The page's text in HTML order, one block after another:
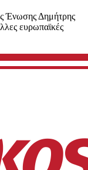
Ένωσης Δημήτρης
ευρωπαϊκές